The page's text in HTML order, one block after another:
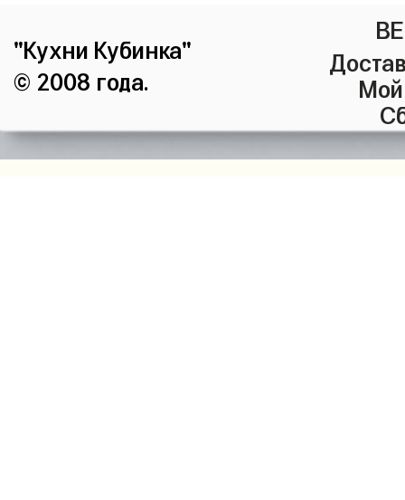
"Кухни Кубинка"
© 2008 года.